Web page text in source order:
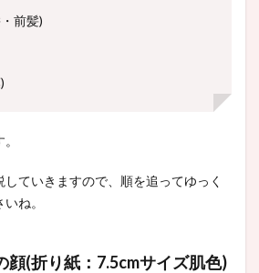
前髪)
ていきますので、順を追ってゆっく
ね。
顔(折り紙：7.5cmサイズ肌色)